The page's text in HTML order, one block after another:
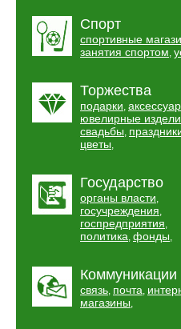
Спорт
спортивные
занятия спортом,
Торжества
подарки,
ювелирные
свадьбы,
цветы,
Государство
органы власти,
госучреждения,
госпредприятия,
политика, фонды,
Коммуникации
связь, почта,
магазины,